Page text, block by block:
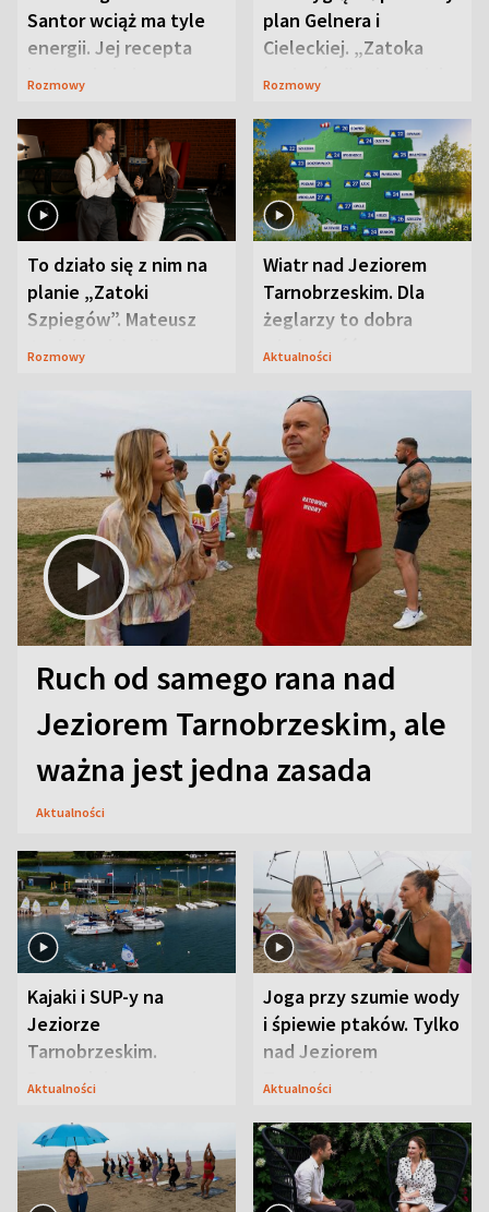
Santor wciąż ma tyle
energii. Jej recepta
jest zaskakująco
Rozmowy
plan Gelnera i
Cieleckiej. „Zatoka
szpiegów” od razu ich
Rozmowy
To działo się z nim na
planie „Zatoki
Szpiegów”. Mateusz
Janicki odsłonił
Rozmowy
Wiatr nad Jeziorem
Tarnobrzeskim. Dla
żeglarzy to dobra
wiadomość
Aktualności
Ruch od samego rana nad
Jeziorem Tarnobrzeskim, ale
ważna jest jedna zasada
Aktualności
Kajaki i SUP-y na
Jeziorze
Tarnobrzeskim.
Przyrodnicy zwracają
Aktualności
Joga przy szumie wody
i śpiewie ptaków. Tylko
nad Jeziorem
Tarnobrzeskim
Aktualności